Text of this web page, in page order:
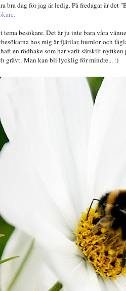
bra dag för jag är ledig. På fredagar är det
besökare. Det är ju inte bara våra
hos mig är fjärilar, humlor och
en rödhake som har varit särskilt
grävt. Man kan bli lycklig för mindre... :)